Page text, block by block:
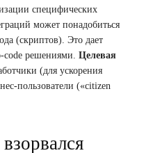
специфических
может понадобиться
(скриптов). Это дает
code решениями. Целевая
(для ускорения
пользователи («citizen